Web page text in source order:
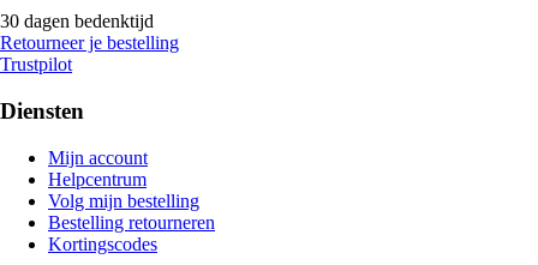
30 dagen bedenktijd
Retourneer je bestelling
Trustpilot
Diensten
Mijn account
Helpcentrum
Volg mijn bestelling
Bestelling retourneren
Kortingscodes